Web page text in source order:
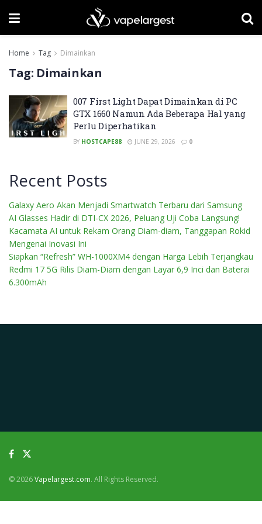
Home Tag Dimainkan
Tag: Dimainkan
007 First Light Dapat Dimainkan di PC
GTX 1660 Namun Ada Beberapa Hal yang
Perlu Diperhatikan
BY HOSTCAPE88 JUNE 29, 2026 0
Recent Posts
Galaxy Aero Akan Menjadi Smartwatch Terbaru dari Samsung
AI Glasses Hadir di DTI-CX 2026, Peluang Uji Coba Langsung!
Kacamata AI untuk Rekam Orang Diam-diam, Tanggapan Rokid
Mengenai Inovasi Ini
Siapkan “Refresh” WH-1000XM4 dengan Harga Lebih Terjangkau
Redmi 17 5G Rilis Diam-Diam dengan Layar 6,9 Inci dan Baterai
6.300mAh
© 2026Vapelargest.com. All Rights Reserved.